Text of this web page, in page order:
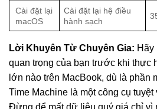
Cài đặt lại
macOS
Cài đặt lại hệ điều
hành sạch
Lời Khuyên Từ Chuyên Gia: Hãy
quan trọng của bạn trước khi thực
lớn nào trên MacBook, dù là phần
Time Machine là một công cụ